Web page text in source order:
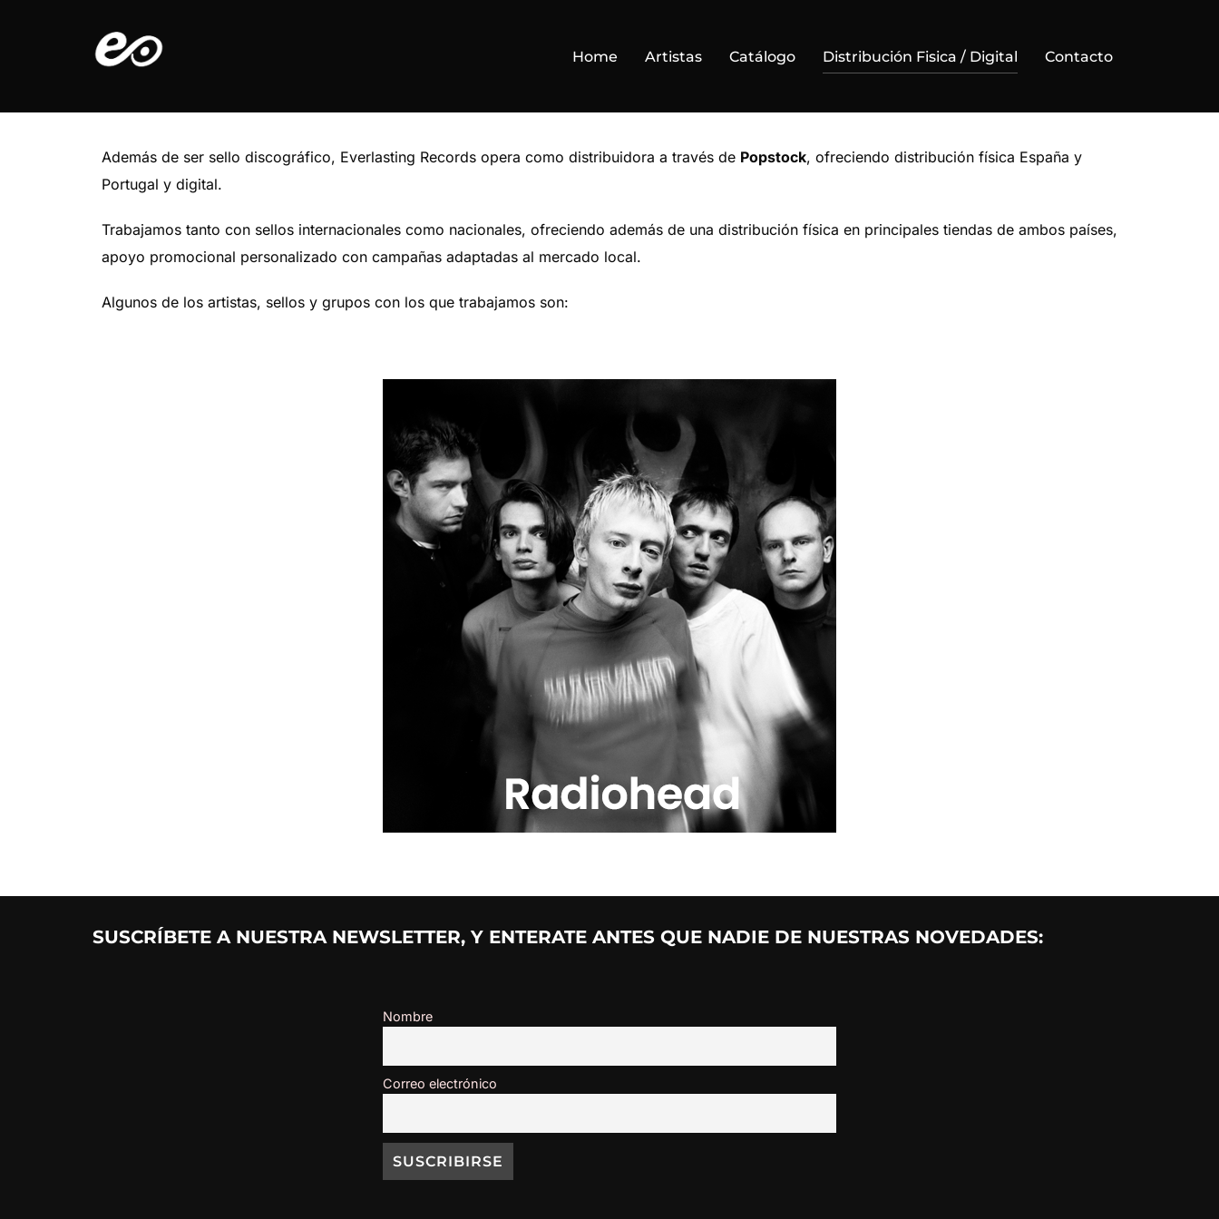
Home Artistas Catálogo Distribución Fisica / Digital Contacto
Además de ser sello discográfico, Everlasting Records opera como distribuidora a través de Popstock, ofreciendo distribución física España y
Portugal y digital.
Trabajamos tanto con sellos internacionales como nacionales, ofreciendo además de una distribución física en principales tiendas de ambos países,
apoyo promocional personalizado con campañas adaptadas al mercado local.
Algunos de los artistas, sellos y grupos con los que trabajamos son:
SUSCRÍBETE A NUESTRA NEWSLETTER, Y ENTERATE ANTES QUE NADIE DE NUESTRAS NOVEDADES:
Nombre
Correo electrónico